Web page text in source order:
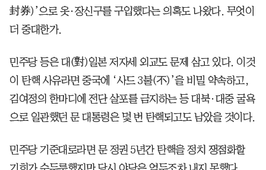
封券)’으로 옷·장신구를 구입했다는 의혹도 나왔다. 무엇이
더 중대한가.
민주당 등은 대(對)일본 저자세 외교도 문제 삼고 있다. 이것
이 탄핵 사유라면 중국에 ‘사드 3불(不)’을 비밀 약속하고,
김여정의 한마디에 전단 살포를 금지하는 등 대북·대중 굴욕
으로 일관했던 문 대통령은 몇 번 탄핵되고도 남았을 것이다.
민주당 기준대로라면 문 정권 5년간 탄핵을 정치 쟁점화할